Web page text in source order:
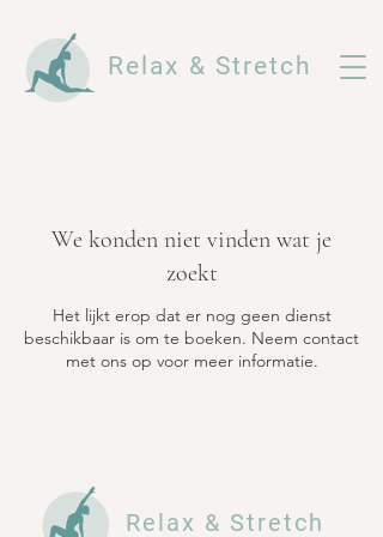
Relax & Stretch
We konden niet vinden wat je
zoekt
Het lijkt erop dat er nog geen dienst
beschikbaar is om te boeken. Neem contact
met ons op voor meer informatie.
Relax & Stretch